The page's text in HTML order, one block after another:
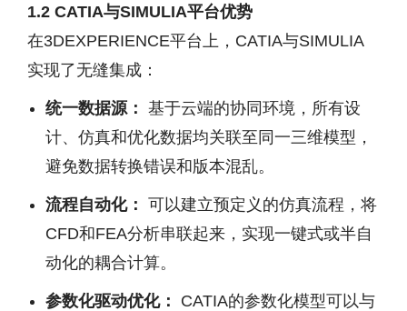
1.2 CATIA与SIMULIA平台优势
在3DEXPERIENCE平台上，CATIA与SIMULIA
实现了无缝集成：
统一数据源： 基于云端的协同环境，所有设
计、仿真和优化数据均关联至同一三维模型，
避免数据转换错误和版本混乱。
流程自动化： 可以建立预定义的仿真流程，将
CFD和FEA分析串联起来，实现一键式或半自
动化的耦合计算。
参数化驱动优化：
CATIA的参数化模型可以与